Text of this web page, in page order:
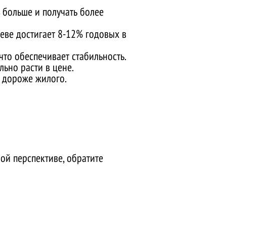
и получать более
достигает 8-12% годовых в
обеспечивает стабильность.
расти в цене.
дороже жилого.
перспективе, обратите